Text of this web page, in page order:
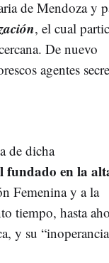
de Mendoza y
, el cual
De nuevo
agentes
de dicha
fundado en la
Femenina y a la
tiempo, hasta
y su